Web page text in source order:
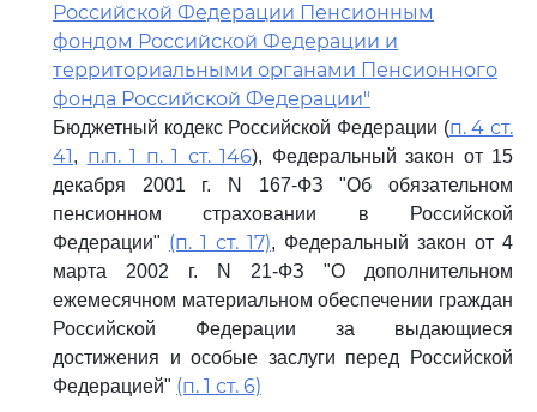
Российской Федерации Пенсионным
фондом Российской Федерации и
территориальными органами Пенсионного
фонда Российской Федерации"
Бюджетный кодекс Российской Федерации (п. 4 ст.
41, п.п. 1 п. 1 ст. 146), Федеральный закон от 15
декабря 2001 г. N 167-ФЗ "Об обязательном
пенсионном страховании в Российской
Федерации" (п. 1 ст. 17), Федеральный закон от 4
марта 2002 г. N 21-ФЗ "О дополнительном
ежемесячном материальном обеспечении граждан
Российской Федерации за выдающиеся
достижения и особые заслуги перед Российской
Федерацией" (п. 1 ст. 6)